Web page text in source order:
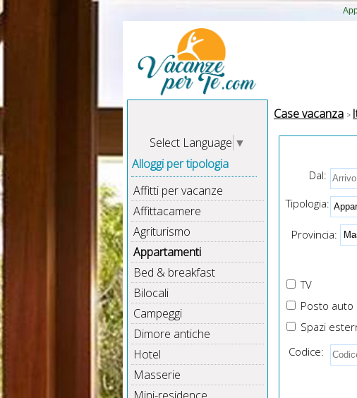
Select Language ▼
Alloggi per tipologia
Affitti per vacanze
Affittacamere
Agriturismo
Appartamenti
Bed & breakfast
Bilocali
Campeggi
Dimore antiche
Hotel
Masserie
Case vacanza
Dal:
Tipologia:
Provincia:
TV
Posto auto
Spazi
Codice: